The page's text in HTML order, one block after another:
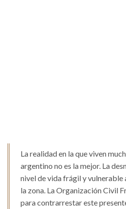
La realidad en la que viven
argentino no es la mejor. La
nivel de vida frágil y vulnerable
la zona. La Organización Civil
para contrarrestar este